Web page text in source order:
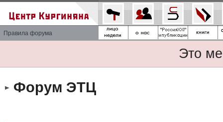
Правила форума
Это
Форум ЭТЦ